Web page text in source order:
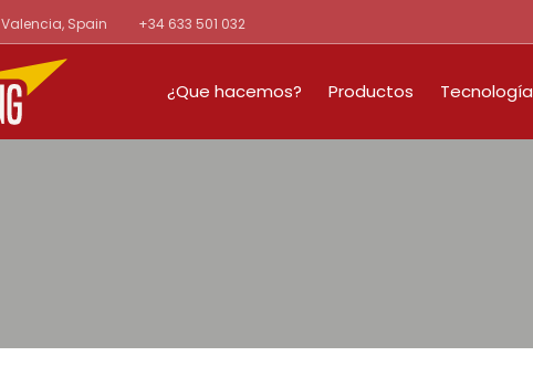
Valencia, Spain +34 633 501 032
¿Que hacemos? Productos Tecnología